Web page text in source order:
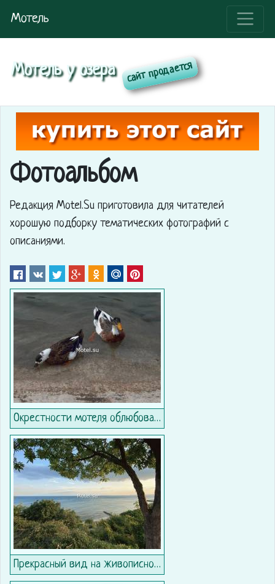
Мотель
Мотель у озера
Фотоальбом
Редакция Motel.Su приготовила для читателей
хорошую подборку тематических фотографий с
описаниями.
Окрестности мотеля облюбовали утки
Прекрасный вид на живописное озеро из мотеля